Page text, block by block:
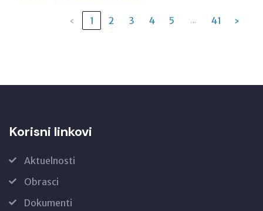
‹ 1 2 3 4 5 … 41 ›
Korisni linkovi
Aktuelnosti
Obrasci
Dokumenti